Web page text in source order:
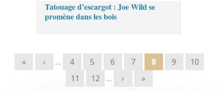
Tatouage d’escargot : Joe Wild se
promène dans les bois
Pages
« ‹ … 4 5 6 7 8 9
10
11
12 … › »